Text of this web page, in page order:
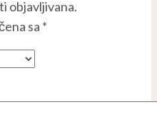
objavljivana.
sa *